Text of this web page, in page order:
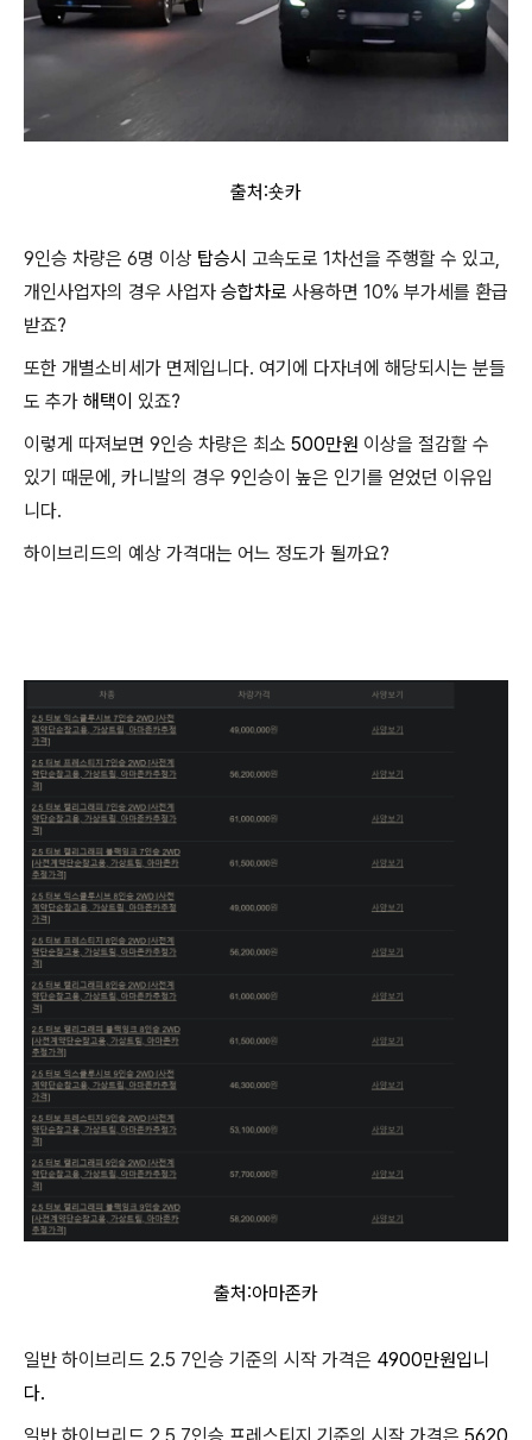
출처:숏카
9인승 차량은 6명 이상 탑승시 고속도로 1차선을 주행할 수 있고,
개인사업자의 경우 사업자 승합차로 사용하면 10% 부가세를 환급
받죠?
또한 개별소비세가 면제입니다. 여기에 다자녀에 해당되시는 분들
도 추가 해택이 있죠?
이렇게 따져보면 9인승 차량은 최소 500만원 이상을 절감할 수
있기 때문에, 카니발의 경우 9인승이 높은 인기를 얻었던 이유입
니다.
하이브리드의 예상 가격대는 어느 정도가 될까요?
출처:아마존카
일반 하이브리드 2.5 7인승 기준의 시작 가격은 4900만원입니
다.